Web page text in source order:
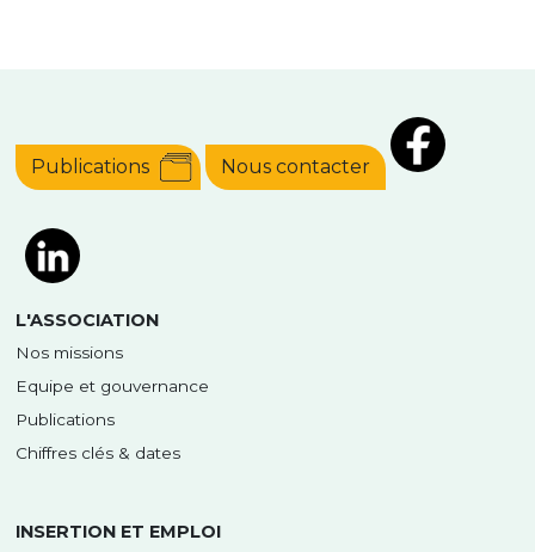
Publications Nous contacter
L'ASSOCIATION
Nos missions
Equipe et gouvernance
Publications
Chiffres clés & dates
INSERTION ET EMPLOI